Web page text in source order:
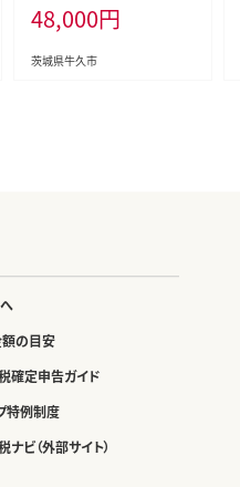
ブランド牛 ギフト 贈り物 お
歳暮 お中元 お祝い 黒毛和
牛 最高級ブランド
48,000円
茨城県牛久市
の目安
確定申告ガイド
特例制度
ナビ（外部サイト）